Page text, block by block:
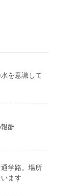
を意識して
酬
学路。場所
ます